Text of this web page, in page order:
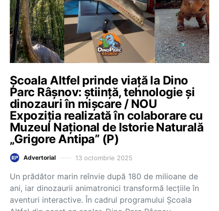
Școala Altfel prinde viață la Dino
Parc Râșnov: știință, tehnologie și
dinozauri în mișcare / NOU
Expoziția realizată în colaborare cu
Muzeul Național de Istorie Naturală
„Grigore Antipa” (P)
Advertorial 13 octombrie 2025
Un prădător marin reînvie după 180 de milioane de
ani, iar dinozaurii animatronici transformă lecțiile în
aventuri interactive. În cadrul programului Școala